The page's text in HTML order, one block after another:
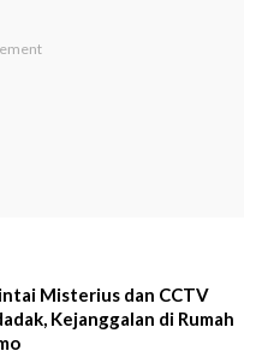
Misterius dan CCTV
Kejanggalan di Rumah